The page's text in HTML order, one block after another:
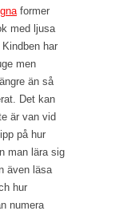
former
med ljusa
har
men
än så
Det kan
är van vid
på hur
man lära sig
även läsa
hur
numera